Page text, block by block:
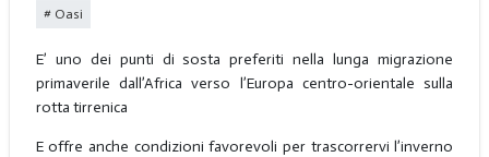
Oasi
E’ uno dei punti di sosta preferiti nella lunga migrazione
primaverile dall’Africa verso l’Europa centro-orientale sulla
rotta tirrenica
E offre anche condizioni favorevoli per trascorrervi l’inverno